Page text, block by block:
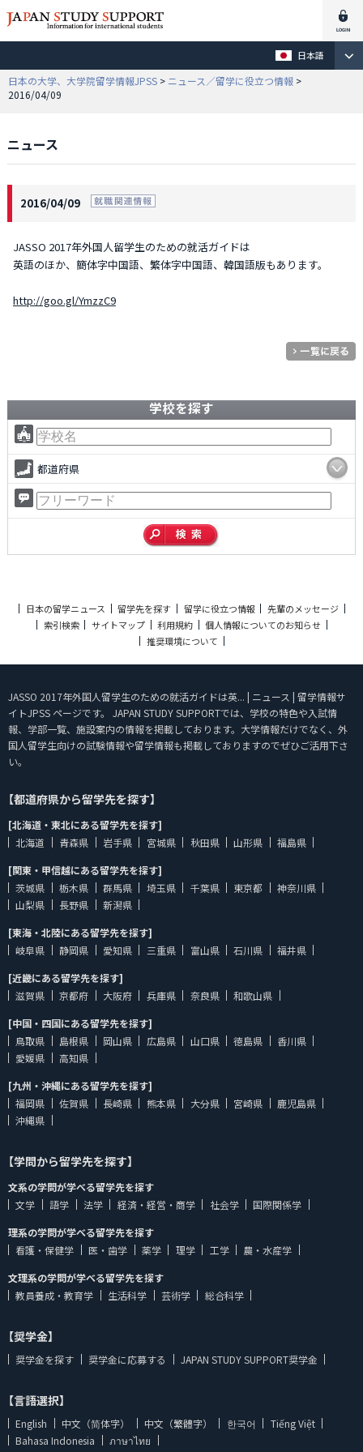
日本語
日本の大学、大学院留学情報JPSS > ニュース／留学に役立つ情報 >
2016/04/09
ニュース
2016/04/09
JASSO 2017年外国人留学生のための就活ガイドは
英語のほか、簡体字中国語、繁体字中国語、韓国語版もあります。
http://goo.gl/YmzzC9
学校を探す
都道府県
日本の留学ニュース 留学先を探す 留学に役立つ情報
先輩のメッセージ
索引検索
サイトマップ 利用規約
個人情報についてのお知らせ
推奨環境について
JASSO 2017年外国人留学生のための就活ガイドは英... | ニュース | 留学情報サ
イトJPSS ページです。 JAPAN STUDY SUPPORTでは、学校の特色や入試情
報、学部一覧、施設案内の情報を掲載しております。大学情報だけでなく、外
国人留学生向けの試験情報や留学情報も掲載しておりますのでぜひご活用下さ
い。
【都道府県から留学先を探す】
[北海道・東北にある留学先を探す]
北海道
青森県 岩手県 宮城県 秋田県 山形県
福島県
[関東・甲信越にある留学先を探す]
茨城県
栃木県 群馬県 埼玉県 千葉県 東京都
神奈川県
山梨県
長野県
新潟県
[東海・北陸にある留学先を探す]
岐阜県
静岡県 愛知県 三重県 富山県 石川県
福井県
[近畿にある留学先を探す]
滋賀県
京都府 大阪府 兵庫県 奈良県
和歌山県
[中国・四国にある留学先を探す]
鳥取県
島根県 岡山県 広島県 山口県 徳島県
香川県
愛媛県
高知県
[九州・沖縄にある留学先を探す]
福岡県
佐賀県 長崎県 熊本県 大分県 宮崎県
鹿児島県
沖縄県
【学問から留学先を探す】
文系の学問が学べる留学先を探す
文学
語学 法学 経済・経営・商学 社会学
国際関係学
理系の学問が学べる留学先を探す
看護・保健学
医・歯学 薬学 理学 工学
農・水産学
文理系の学問が学べる留学先を探す
教員養成・教育学
生活科学 芸術学 総合科学
【奨学金】
奨学金を探す 奨学金に応募する JAPAN STUDY SUPPORT奨学金
【言語選択】
English 中文（简体字） 中文（繁體字） 한국어
Tiếng Việt
Bahasa Indonesia
ภาษาไทย